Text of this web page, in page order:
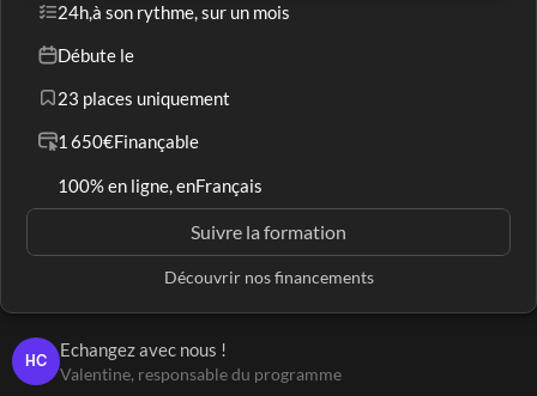
24h,à son rythme, sur un mois
Débute le
23 places uniquement
1 650€Finançable
100% en ligne, enFrançais
Suivre la formation
Découvrir nos financements
HC
Echangez avec nous !
Valentine, responsable du programme